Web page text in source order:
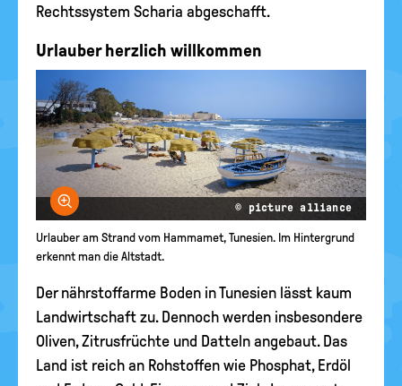
Rechtssystem Scharia abgeschafft.
Urlauber herzlich willkommen
Bild vergrößern
© picture alliance
Urlauber am Strand vom Hammamet, Tunesien. Im Hintergrund
erkennt man die Altstadt.
Der nährstoffarme Boden in Tunesien lässt kaum
Landwirtschaft zu. Dennoch werden insbesondere
Oliven, Zitrusfrüchte und Datteln angebaut. Das
Land ist reich an Rohstoffen wie Phosphat, Erdöl